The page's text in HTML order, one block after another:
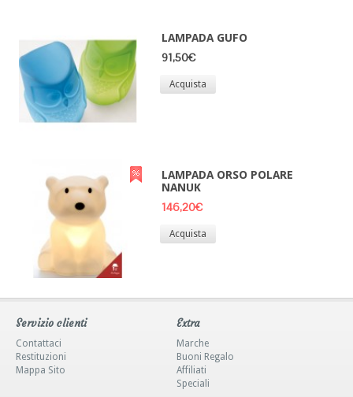
LAMPADA GUFO
91,50€
Acquista
LAMPADA ORSO POLARE
NANUK
146,20€
Acquista
Servizio clienti
Contattaci
Restituzioni
Mappa Sito
Extra
Marche
Buoni Regalo
Affiliati
Speciali